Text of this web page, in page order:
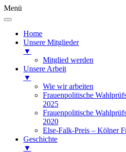
Menü
Home
Unsere Mitglieder
▼
Mitglied werden
Unsere Arbeit
▼
Wie wir arbeiten
Frauenpolitische
2025
Frauenpolitische
2020
Else-Falk-Preis – Kölner
Geschichte
▼